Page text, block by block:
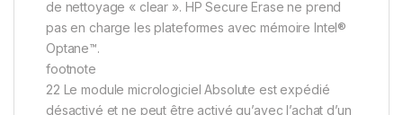
de nettoyage « clear ». HP Secure Erase ne prend
pas en charge les plateformes avec mémoire Intel®
Optane™.
footnote
22 Le module micrologiciel Absolute est expédié
désactivé et ne peut être activé qu’avec l’achat d’un